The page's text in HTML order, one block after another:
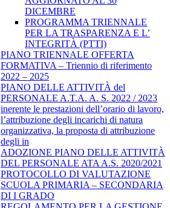
DICEMBRE
PROGRAMMA TRIENNALE
PER LA TRASPARENZA E L’
INTEGRITÀ (PTTI)
PIANO TRIENNALE OFFERTA
FORMATIVA – Triennio di riferimento
2022 – 2025
PIANO DELLE ATTIVITÀ del
PERSONALE A.T.A. A. S. 2022 / 2023
inerente le prestazioni dell’orario di lavoro,
l’attribuzione degli incarichi di natura
organizzativa, la proposta di attribuzione
degli in
ADOZIONE PIANO DELLE ATTIVITÀ
DEL PERSONALE ATA A.S. 2020/2021
PROTOCOLLO DI VALUTAZIONE
SCUOLA PRIMARIA – SECONDARIA
DI I GRADO